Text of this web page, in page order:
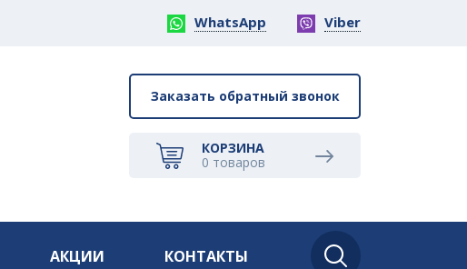
WhatsApp Viber
Заказать обратный звонок
КОРЗИНА
0 товаров
АКЦИИ КОНТАКТЫ